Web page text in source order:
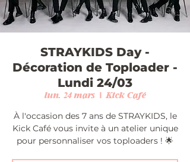
STRAYKIDS Day -
Décoration de Toploader -
Lundi 24/03
lun. 24 mars
  |
Kick Café
À l'occasion des 7 ans de STRAYKIDS, le
Kick Café vous invite à un atelier unique
pour personnaliser vos toploaders ! 🌟